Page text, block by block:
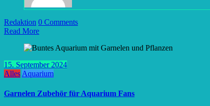
Redaktion 0 Comments
Read More
15. September 2024
Alles Aquarium
Garnelen Zubehör für Aquarium Fans